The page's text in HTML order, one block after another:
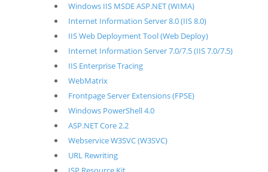
Windows IIS MSDE ASP.NET (WIMA)
Internet Information Server 8.0 (IIS 8.0)
IIS Web Deployment Tool (Web Deploy)
Internet Information Server 7.0/7.5 (IIS 7.0/7.5)
IIS Enterprise Tracing
WebMatrix
Frontpage Server Extensions (FPSE)
Windows PowerShell 4.0
ASP.NET Core 2.2
Webservice W3SVC (W3SVC)
URL Rewriting